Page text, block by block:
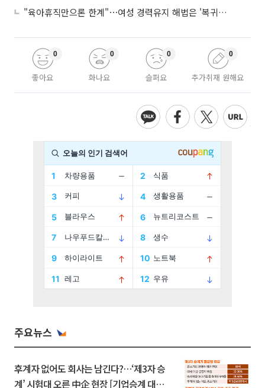
"육아휴직만으론 한계"⋯여성 경력유지 해법은 '복귀 후 유연근무’
좋아요
0
화나요
0
슬퍼요
0
추가취재 원해요
0
주요뉴스
후계자 없어도 회사는 남긴다?…‘제3자 승
계’ 시험대 오른 中企 현장 [기업승계 대전